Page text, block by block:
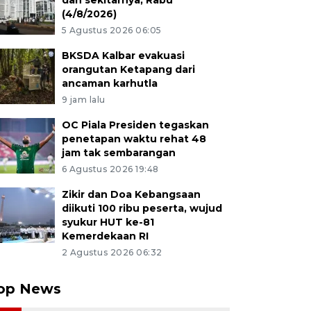
(4/8/2026)
5 Agustus 2026 06:05
BKSDA Kalbar evakuasi
orangutan Ketapang dari
ancaman karhutla
9 jam lalu
OC Piala Presiden tegaskan
penetapan waktu rehat 48
jam tak sembarangan
6 Agustus 2026 19:48
Zikir dan Doa Kebangsaan
diikuti 100 ribu peserta, wujud
syukur HUT ke-81
Kemerdekaan RI
2 Agustus 2026 06:32
News